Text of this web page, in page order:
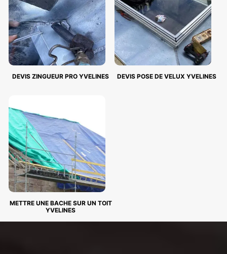
DEVIS ZINGUEUR PRO YVELINES DEVIS POSE DE VELUX YVELINES
METTRE UNE BACHE SUR UN TOIT
YVELINES